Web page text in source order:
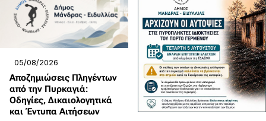
05/08/2026
Αποζημιώσεις Πληγέντων
από την Πυρκαγιά:
Οδηγίες, Δικαιολογητικά
και Έντυπα Αιτήσεων